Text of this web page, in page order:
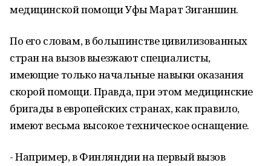
медицинской помощи Уфы Марат Зиганшин.
По его словам, в большинстве цивилизованных
стран на вызов выезжают специалисты,
имеющие только начальные навыки оказания
скорой помощи. Правда, при этом медицинские
бригады в европейских странах, как правило,
имеют весьма высокое техническое оснащение.
- Например, в Финляндии на первый вызов